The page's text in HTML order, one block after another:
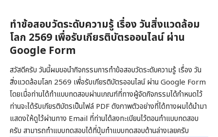
ทำข้อสอบวัดระดับความรู้ เรื่อง วันสิ่งแวดล้อม
โลก 2569 เพื่อรับเกียรติบัตรออนไลน์ ผ่าน
Google Form
สวัสดีครับ วันนี้ผมขอนำกิจกรรมการทำข้อสอบวัดระดับความรู้ เรื่อง วัน
สิ่งแวดล้อมโลก 2569 เพื่อรับเกียรติบัตรออนไลน์ ผ่าน Google Form
โดยเมื่อท่านได้ทำแบบทดสอบผ่านเกณฑ์ที่ทางผู้จัดกิจกรรมได้กำหนดไว้
ท่านจะได้รับเกียรติบัตรเป็นไฟล์ PDF ดังภาพตัวอย่างที่ได้ทางผมได้นำมา
แสดงให้ดูไว้ผ่านทาง Email ที่ท่านได้ลงทะเบียนไว้ตอนทำแบบทดสอบ
ครับ สามารถทำแบบทดสอบได้ที่ปุ่มทำแบบทดสอบด้านล่างเลยครับ